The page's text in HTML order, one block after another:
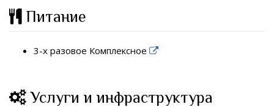
Питание
3-х разовое Комплексное
Услуги и инфраструктура